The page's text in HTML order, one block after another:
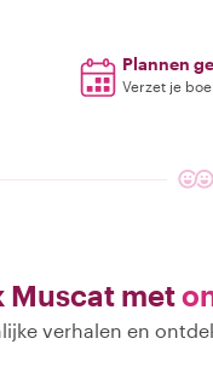
Plannen
Verzet je
Muscat met
verhalen en